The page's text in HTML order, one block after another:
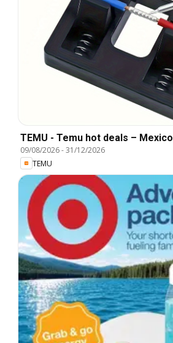
TEMU - Temu hot deals – Mexico
09/08/2026-31/12/2026
TEMU